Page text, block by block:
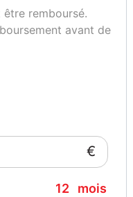
à neuf chez BMW
BMW conçues
en duo chargé.
unique qui sépare
et en courbe.
remboursé.
avant de
€
12 mois